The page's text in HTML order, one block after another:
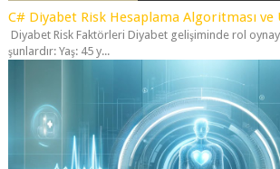
şunlardır: Yaş: 45 y...